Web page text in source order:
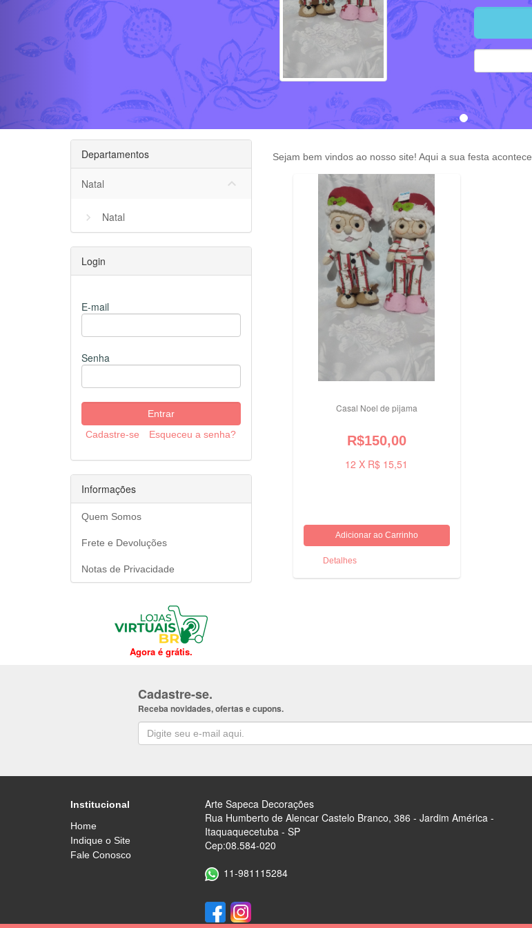
Departamentos
Natal keyboard_arrow_down
Natal
Login
E-mail
Senha
Cadastre-se Esqueceu a senha?
Informações
Quem Somos
Frete e Devoluções
Notas de Privacidade
Agora é grátis.
Sejam bem vindos ao nosso site! Aqui a sua festa acontece.
Casal Noel de pijama
R$150,00
12 X R$ 15,51
Detalhes
Cadastre-se.
Receba novidades, ofertas e cupons.
Institucional
Home
Indique o Site
Fale Conosco
Arte Sapeca Decorações
Rua Humberto de Alencar Castelo Branco, 386 - Jardim América -
Itaquaquecetuba - SP
Cep:08.584-020
11-981115284